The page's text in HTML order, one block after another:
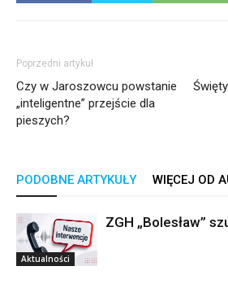
Poprzedni artykuł
Czy w Jaroszowcu powstanie
„inteligentne” przejście dla
pieszych?
PODOBNE ARTYKUŁY WIĘCEJ OD
Aktualności
ZGH „Bolesław”